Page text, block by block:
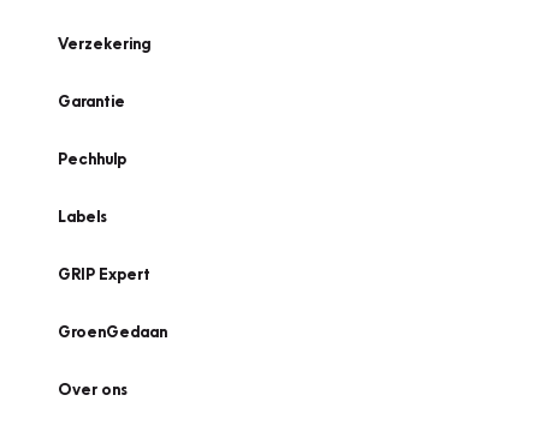
Verzekering
Garantie
Pechhulp
Labels
GRIP Expert
GroenGedaan
Over ons